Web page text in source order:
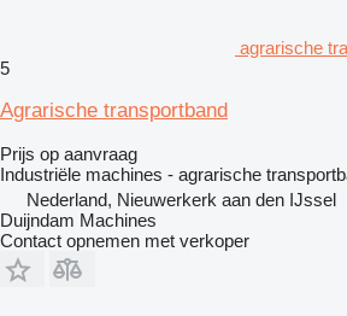
agrarische
5
Agrarische transportband
Prijs op aanvraag
Industriële machines - agrarische
Nederland, Nieuwerkerk aan den IJssel
Duijndam Machines
Contact opnemen met verkoper